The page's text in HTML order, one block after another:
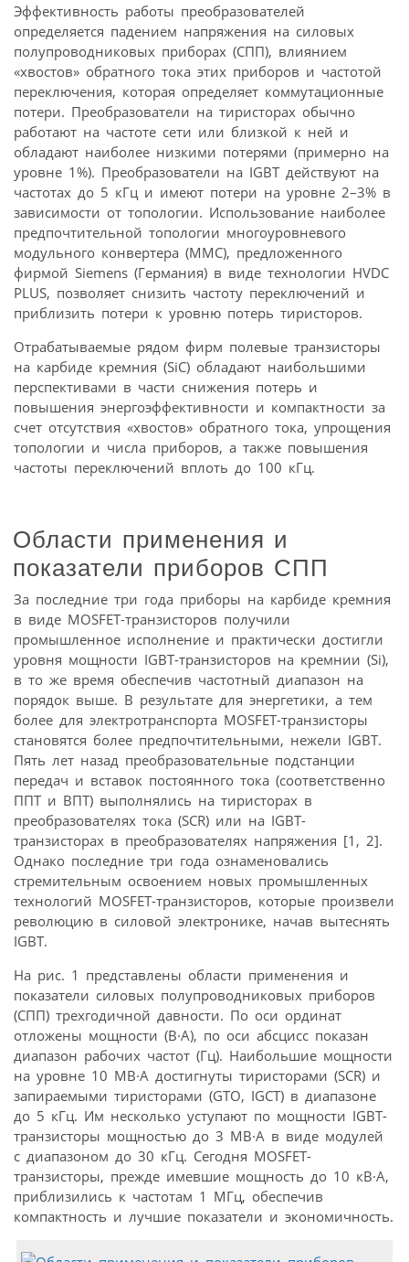
Эффективность работы преобразователей
определяется падением напряжения на силовых
полупроводниковых приборах (СПП), влиянием
«хвостов» обратного тока этих приборов и частотой
переключения, которая определяет коммутационные
потери. Преобразователи на тиристорах обычно
работают на частоте сети или близкой к ней и
обладают наиболее низкими потерями (примерно на
уровне 1%). Преобразователи на IGBT действуют на
частотах до 5 кГц и имеют потери на уровне 2–3% в
зависимости от топологии. Использование наиболее
предпочтительной топологии многоуровневого
модульного конвертера (ММС), предложенного
фирмой Siemens (Германия) в виде технологии HVDC
PLUS, позволяет снизить частоту переключений и
приблизить потери к уровню потерь тиристоров.
Отрабатываемые рядом фирм полевые транзисторы
на карбиде кремния (SiC) обладают наибольшими
перспективами в части снижения потерь и
повышения энергоэффективности и компактности за
счет отсутствия «хвостов» обратного тока, упрощения
топологии и числа приборов, а также повышения
частоты переключений вплоть до 100 кГц.
Области применения и
показатели приборов СПП
За последние три года приборы на карбиде кремния
в виде MOSFET-транзисторов получили
промышленное исполнение и практически достигли
уровня мощности IGBT-транзисторов на кремнии (Si),
в то же время обеспечив частотный диапазон на
порядок выше. В результате для энергетики, а тем
более для электротранспорта MOSFET-транзисторы
становятся более предпочтительными, нежели IGBT.
Пять лет назад преобразовательные подстанции
передач и вставок постоянного тока (соответственно
ППТ и ВПТ) выполнялись на тиристорах в
преобразователях тока (SCR) или на IGBT-
транзисторах в преобразователях напряжения [1, 2].
Однако последние три года ознаменовались
стремительным освоением новых промышленных
технологий MOSFET-транзисторов, которые произвели
революцию в силовой электронике, начав вытеснять
IGBT.
На рис. 1 представлены области применения и
показатели силовых полупроводниковых приборов
(СПП) трехгодичной давности. По оси ординат
отложены мощности (В·А), по оси абсцисс показан
диапазон рабочих частот (Гц). Наибольшие мощности
на уровне 10 МВ·А достигнуты тиристорами (SCR) и
запираемыми тиристорами (GTO, IGCT) в диапазоне
до 5 кГц. Им несколько уступают по мощности IGBT-
транзисторы мощностью до 3 МВ·А в виде модулей
с диапазоном до 30 кГц. Сегодня MOSFET-
транзисторы, прежде имевшие мощность до 10 кВ·А,
приблизились к частотам 1 МГц, обеспечив
компактность и лучшие показатели и экономичность.